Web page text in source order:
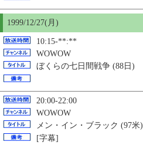
1999/12/27(月)
10:15-**:**
WOWOW
ぼくらの七日間戦争 (88日)
20:00-22:00
WOWOW
メン・イン・ブラック (97米)
[字幕]